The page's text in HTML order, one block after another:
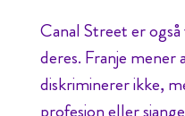
Canal Street er
deres. Franje mener
diskriminerer ikke,